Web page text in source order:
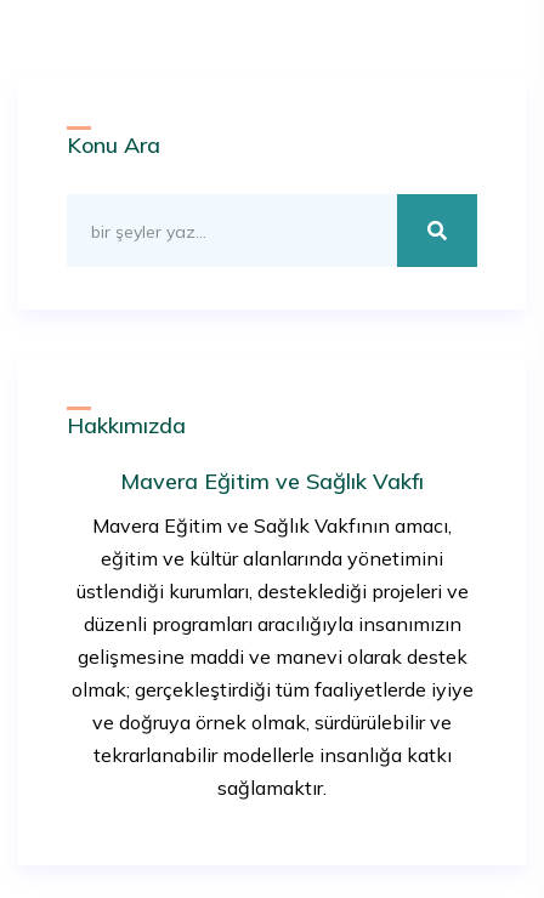
Konu Ara
Hakkımızda
Mavera Eğitim ve Sağlık Vakfı
Mavera Eğitim ve Sağlık Vakfının amacı,
eğitim ve kültür alanlarında yönetimini
üstlendiği kurumları, desteklediği projeleri ve
düzenli programları aracılığıyla insanımızın
gelişmesine maddi ve manevi olarak destek
olmak; gerçekleştirdiği tüm faaliyetlerde iyiye
ve doğruya örnek olmak, sürdürülebilir ve
tekrarlanabilir modellerle insanlığa katkı
sağlamaktır.